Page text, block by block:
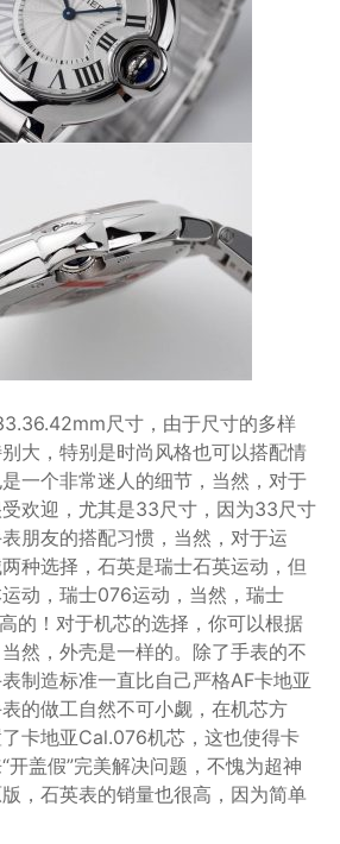
尺寸，由于尺寸的多样
大，特别是时尚风格也可以搭配情
一个非常迷人的细节，当然，对于
欢迎，尤其是33尺寸，因为33尺寸
朋友的搭配习惯，当然，对于运
种选择，石英是瑞士石英运动，但
动，瑞士076运动，当然，瑞士
的！对于机芯的选择，你可以根据
然，外壳是一样的。除了手表的不
制造标准一直比自己严格AF卡地亚
的做工自然不可小觑，在机芯方
卡地亚Cal.076机芯，这也使得卡
开盖假”完美解决问题，不愧为超神
，石英表的销量也很高，因为简单